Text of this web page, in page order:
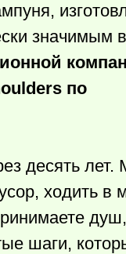
значимым
по
десять лет.
ходить в
душ,
шаги,